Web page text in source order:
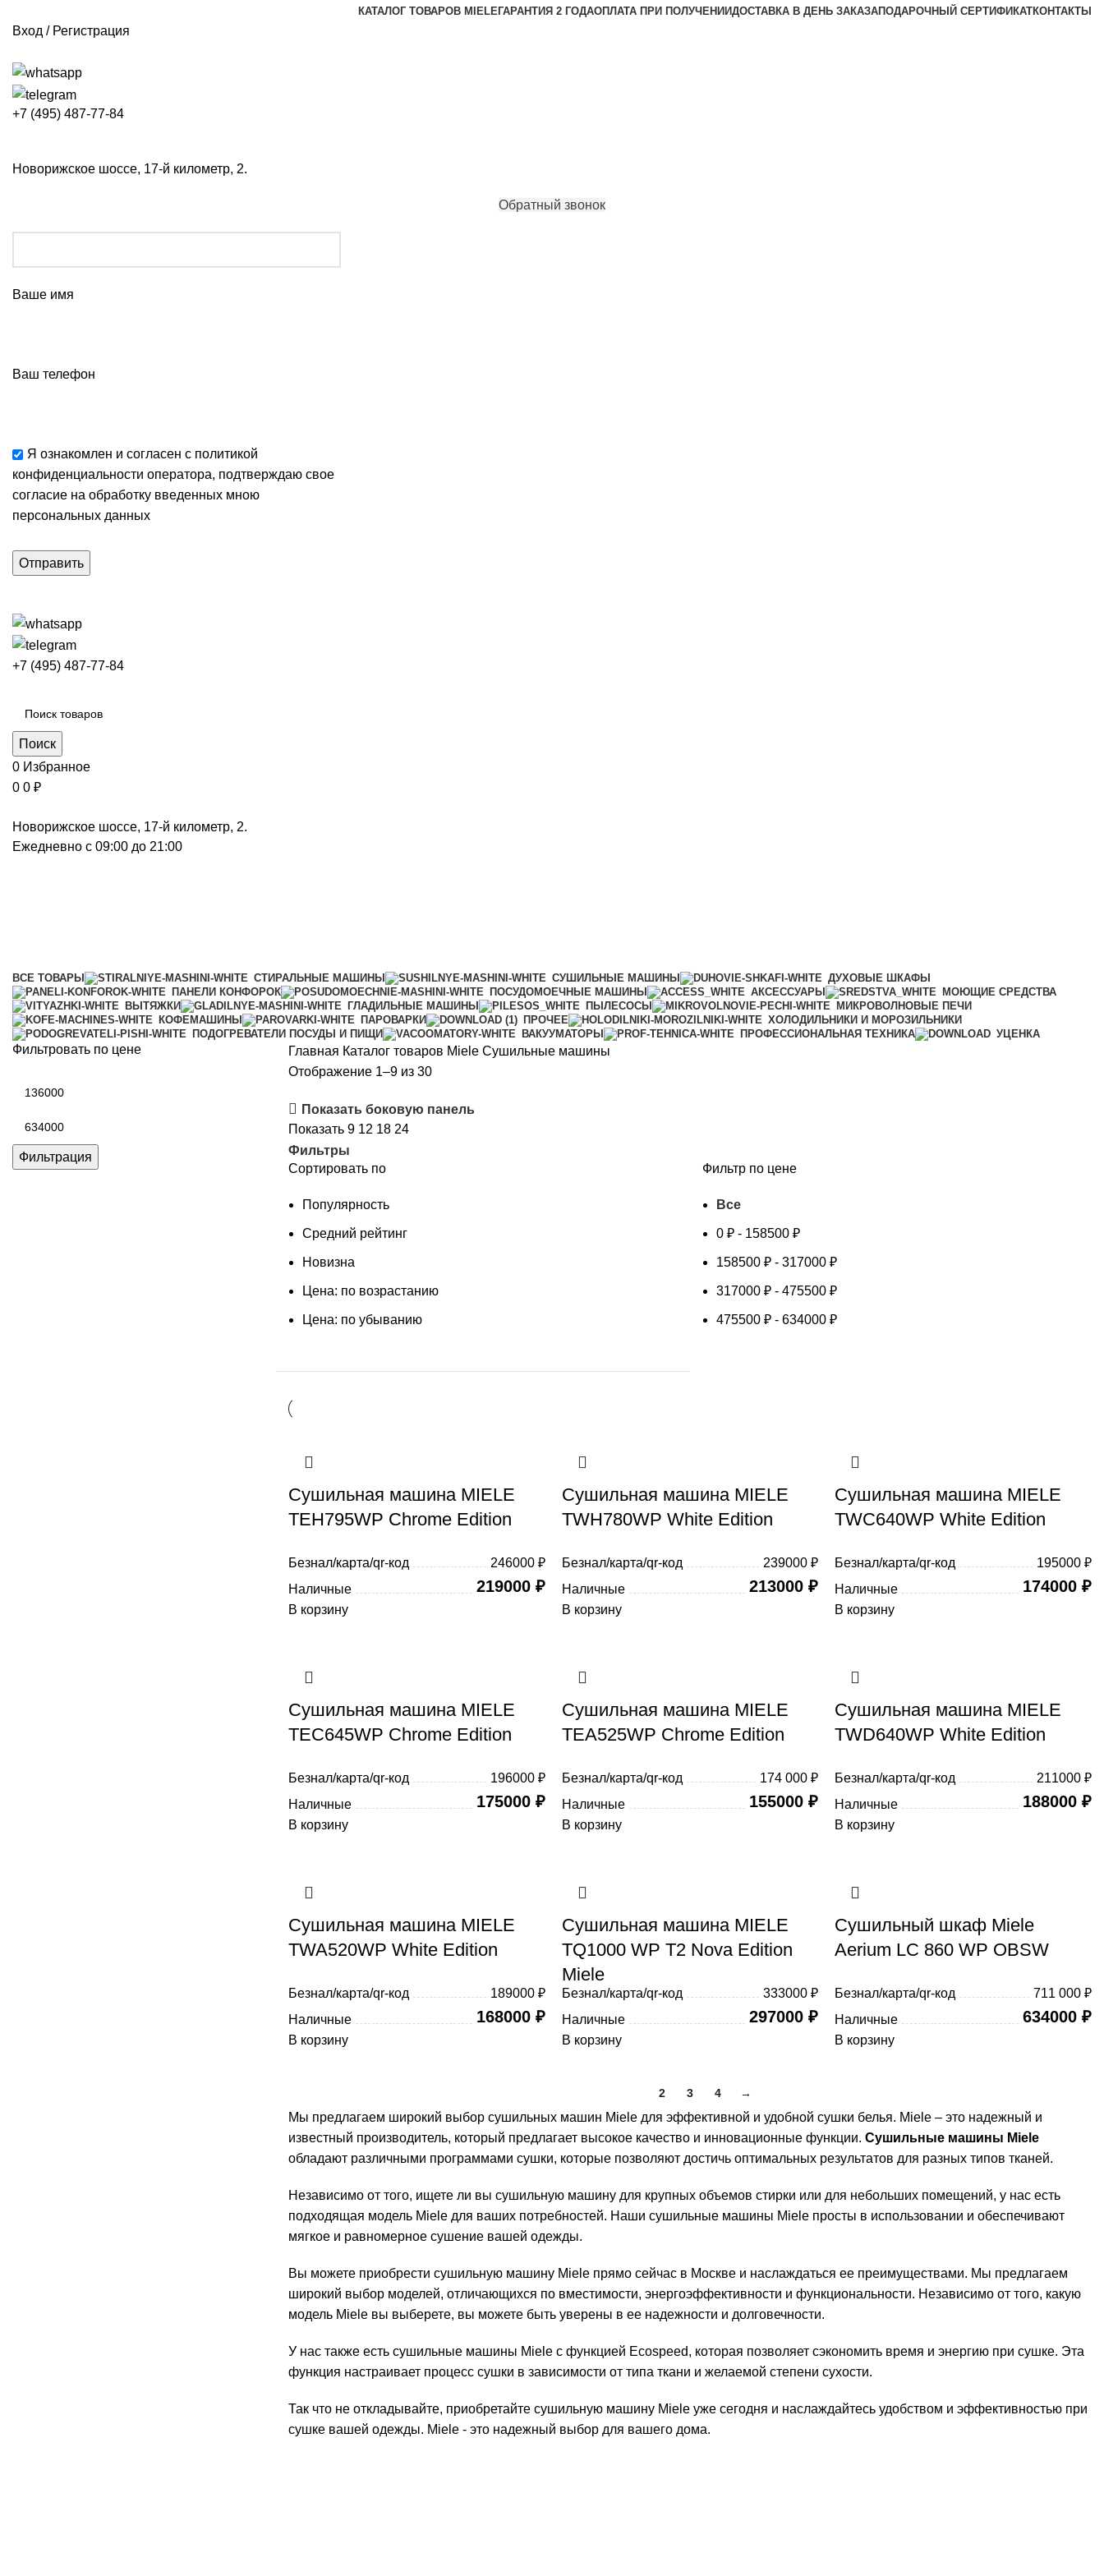
КАТАЛОГ ТОВАРОВ MIELEГАРАНТИЯ 2 ГОДАОПЛАТА ПРИ ПОЛУЧЕНИИДОСТАВКА В ДЕНЬ ЗАКАЗАПОДАРОЧНЫЙ СЕРТИФИКАТКОНТАКТЫ
Вход / Регистрация
+7 (495) 487-77-84
Новорижское шоссе, 17-й километр, 2.
Обратный звонок
Ваше имя
Ваш телефон
Я ознакомлен и согласен с политикой
конфиденциальности оператора, подтверждаю свое
согласие на обработку введенных мною
персональных данных
+7 (495) 487-77-84
Поиск
0 Избранное
0 0 ₽
Новорижское шоссе, 17-й километр, 2.
Ежедневно с 09:00 до 21:00
ВСЕ ТОВАРЫ СТИРАЛЬНЫЕ МАШИНЫ СУШИЛЬНЫЕ МАШИНЫ
ДУХОВЫЕ ШКАФЫ
ПАНЕЛИ КОНФОРОК
ПОСУДОМОЕЧНЫЕ МАШИНЫ АКСЕССУАРЫ
МОЮЩИЕ СРЕДСТВА
ВЫТЯЖКИ
ГЛАДИЛЬНЫЕ МАШИНЫ ПЫЛЕСОСЫ
МИКРОВОЛНОВЫЕ ПЕЧИ
КОФЕМАШИНЫ
ПАРОВАРКИ ПРОЧЕЕ
ХОЛОДИЛЬНИКИ И МОРОЗИЛЬНИКИ
ПОДОГРЕВАТЕЛИ ПОСУДЫ И ПИЩИ
ВАКУУМАТОРЫ ПРОФЕССИОНАЛЬНАЯ ТЕХНИКА УЦЕНКА
Фильтровать по цене
Фильтрация
Главная Каталог товаров Miele Сушильные машины
Отображение 1–9 из 30Сортировка:
рейтингу
Показать боковую панель
Показать 9 12 18 24
Фильтры
Сортировать по
Популярность
Средний рейтинг
Новизна
Цена: по возрастанию
Цена: по убыванию
Фильтр по цене
Все
0 ₽ - 158500 ₽
158500 ₽ - 317000 ₽
317000 ₽ - 475500 ₽
475500 ₽ - 634000 ₽
Сушильная машина MIELE
TEH795WP Chrome Edition
Безнал/карта/qr-код
246000 ₽
Наличные
219000 ₽
В корзину
Сушильная машина MIELE
TWH780WP White Edition
Безнал/карта/qr-код
239000 ₽
Наличные
213000₽
В корзину
Сушильная машина MIELE
TWC640WP White Edition
Безнал/карта/qr-код
195000 ₽
Наличные
174000 ₽
В корзину
Сушильная машина MIELE
TEC645WP Chrome Edition
Безнал/карта/qr-код
196000 ₽
Наличные
175000 ₽
В корзину
Сушильная машина MIELE
TEA525WP Chrome Edition
Безнал/карта/qr-код
174 000 ₽
Наличные
155000₽
В корзину
Сушильная машина MIELE
TWD640WP White Edition
Безнал/карта/qr-код
211000 ₽
Наличные
188000 ₽
В корзину
Сушильная машина MIELE
TWA520WP White Edition
Безнал/карта/qr-код
189000 ₽
Наличные
168000 ₽
В корзину
Сушильная машина MIELE
TQ1000 WP T2 Nova Edition
Miele
Безнал/карта/qr-код
333000 ₽
Наличные
297000₽
В корзину
Сушильный шкаф Miele
Aerium LC 860 WP OBSW
Безнал/карта/qr-код
711 000 ₽
Наличные
634000 ₽
В корзину
2 3 4 →
Мы предлагаем широкий выбор сушильных машин Miele для эффективной и удобной сушки белья. Miele – это надежный и
известный производитель, который предлагает высокое качество и инновационные функции. Сушильные машины Miele
обладают различными программами сушки, которые позволяют достичь оптимальных результатов для разных типов тканей.
Независимо от того, ищете ли вы сушильную машину для крупных объемов стирки или для небольших помещений, у нас есть
подходящая модель Miele для ваших потребностей. Наши сушильные машины Miele просты в использовании и обеспечивают
мягкое и равномерное сушение вашей одежды.
Вы можете приобрести сушильную машину Miele прямо сейчас в Москве и наслаждаться ее преимуществами. Мы предлагаем
широкий выбор моделей, отличающихся по вместимости, энергоэффективности и функциональности. Независимо от того, какую
модель Miele вы выберете, вы можете быть уверены в ее надежности и долговечности.
У нас также есть сушильные машины Miele с функцией Ecospeed, которая позволяет сэкономить время и энергию при сушке. Эта
функция настраивает процесс сушки в зависимости от типа ткани и желаемой степени сухости.
Так что не откладывайте, приобретайте сушильную машину Miele уже сегодня и наслаждайтесь удобством и эффективностью при
сушке вашей одежды. Miele - это надежный выбор для вашего дома.